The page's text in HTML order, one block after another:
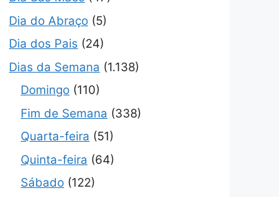
Dia do Abraço (5)
Dia dos Pais (24)
Dias da Semana (1.138)
Domingo (110)
Fim de Semana (338)
Quarta-feira (51)
Quinta-feira (64)
Sábado (122)